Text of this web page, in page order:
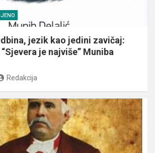
jezik kao jedini zavičaj:
je najviše” Muniba
Redakcija